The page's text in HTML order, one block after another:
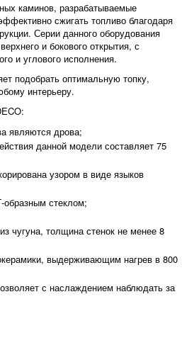
каминов, разрабатываемые
сжигать топливо благодаря
Серии данного оборудования
и бокового открытия, с
и углового исполнения.
подобрать оптимальную топку,
интерьеру.
являются дрова;
данной модели составляет 75
узором в виде языков
образным стеклом;
чугуна, толщина стенок не менее 8
выдерживающим нагрев в 800
с наслаждением наблюдать за
топки, во избежание нагрева
топки.